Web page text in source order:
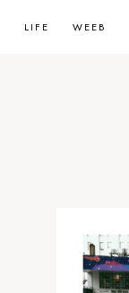
LIFE WEEB